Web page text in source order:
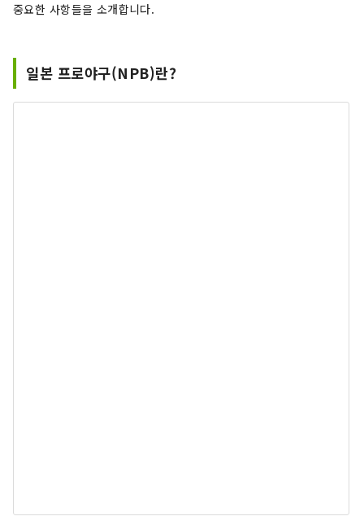
중요한 사항들을 소개합니다.
일본 프로야구(NPB)란?